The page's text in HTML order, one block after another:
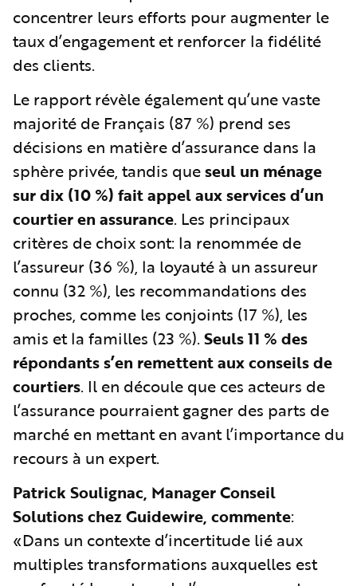
concentrer leurs efforts pour augmenter le
taux d’engagement et renforcer la fidélité
des clients.
Le rapport révèle également qu’une vaste
majorité de Français (87 %) prend ses
décisions en matière d’assurance dans la
sphère privée, tandis queseul un ménage
sur dix (10 %) fait appel aux services d’un
courtier en assurance. Les principaux
critères de choix sont: la renommée de
l’assureur (36 %), la loyauté à un assureur
connu (32 %), les recommandations des
proches, comme les conjoints (17 %), les
amis et la familles (23 %). Seuls 11 % des
répondants s’en remettent aux conseils de
courtiers. Il en découle que ces acteurs de
l’assurance pourraient gagner des parts de
marché en mettant en avant l’importance du
recours à un expert.
Patrick Soulignac, Manager Conseil
Solutions chez Guidewire, commente:
«Dans un contexte d’incertitude lié aux
multiples transformations auxquelles est